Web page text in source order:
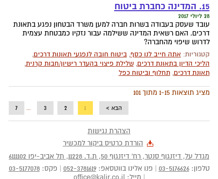
15. המדינה כחברת ביטוח
28 ליולי 2017
עובד שעסק בעבודה בשרות חברה למען משרד הבטחון נפגע בתאונת
דרכים. האם רשאית המדינה ששילמה עבור נזקיו כמבטחת עצמית
לדרוש שיפוי מהחברה?
קטגוריות: אתה חייב לנו כסף,ביטוח חובה לנפגעי תאונות דרכים,
הליכי הדיון בתאונת דרכים,שלילת פיצוי בהעדר רישיון/חבות קרנית,
תאונת דרכים,תחלוף וביטוח כפל
מציג תוצאות 1-15 מתוך 101
הבא > 1
2
3
...
7
הצהרת נגישות
הורדת כרטיס ביקור למכשיר
מגדל על, דיזנגוף סנטר, רח' דיזנגוף 50
, ת.ד. 11228
, תל אביב-יפו 6111102
טלפון:03-5176626 פנו אלינו בווטסאפ:052-3781619 פקס:03-5177078